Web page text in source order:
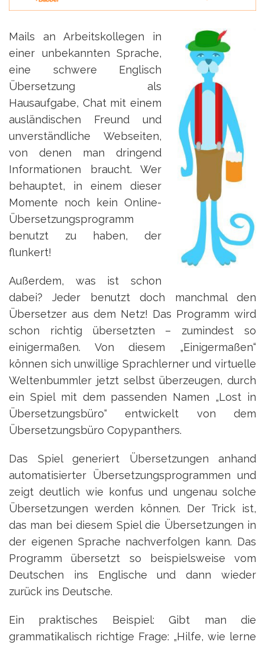
Mails an Arbeitskollegen in
einer unbekannten Sprache,
eine schwere Englisch
Übersetzung als
Hausaufgabe, Chat mit einem
ausländischen Freund und
unverständliche Webseiten,
von denen man dringend
Informationen braucht. Wer
behauptet, in einem dieser
Momente noch kein Online-
Übersetzungsprogramm
benutzt zu haben, der
flunkert!
Außerdem, was ist schon
dabei? Jeder benutzt doch manchmal den
Übersetzer aus dem Netz! Das Programm wird
schon richtig übersetzten – zumindest so
einigermaßen. Von diesem „Einigermaßen“
können sich unwillige Sprachlerner und virtuelle
Weltenbummler jetzt selbst überzeugen, durch
ein Spiel mit dem passenden Namen „Lost in
Übersetzungsbüro“ entwickelt von dem
Übersetzungsbüro Copypanthers.
Das Spiel generiert Übersetzungen anhand
automatisierter Übersetzungsprogrammen und
zeigt deutlich wie konfus und ungenau solche
Übersetzungen werden können. Der Trick ist,
das man bei diesem Spiel die Übersetzungen in
der eigenen Sprache nachverfolgen kann. Das
Programm übersetzt so beispielsweise vom
Deutschen ins Englische und dann wieder
zurück ins Deutsche.
Ein praktisches Beispiel: Gibt man die
grammatikalisch richtige Frage: „Hilfe, wie lerne